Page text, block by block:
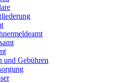
und Gebühren